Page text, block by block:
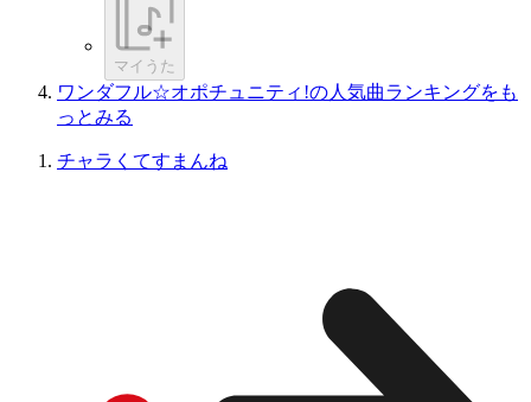
マイうた
ワンダフル☆オポチュニティ!の人気曲ランキングをも
っとみる
チャラくてすまんね